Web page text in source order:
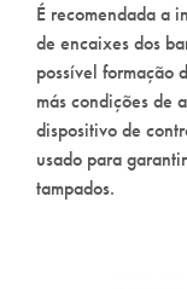
É recomendada a
de encaixes dos
possível formação
más condições de
dispositivo de
usado para
tampados.